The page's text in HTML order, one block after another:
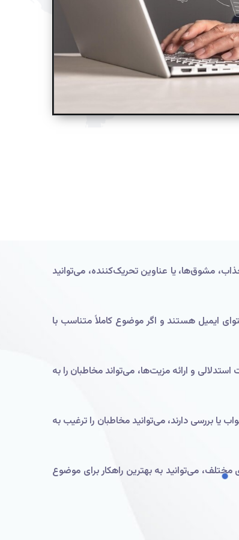
مشوق‌ها، یا عناوین تحریک‌کننده، می‌توانید
ایمیل هستند و اگر موضوع کاملاً متناسب با
و ارائه مزیت‌ها، می‌تواند مخاطبان را به
یا بررسی دارند، می‌توانید مخاطبان را ترغیب به
می‌توانید به بهترین راهکار برای موضوع